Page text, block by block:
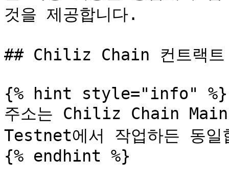
것을 제공합니다.
## Chiliz Chain 컨트랙트
{% hint style="info" %}
주소는 Chiliz Chain
Testnet에서 작업하든 동일
{% endhint %}